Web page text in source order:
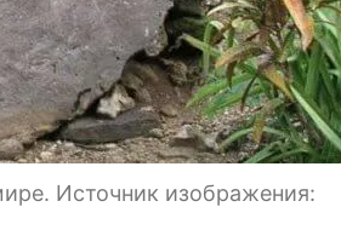
Источник изображения: